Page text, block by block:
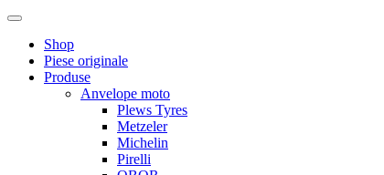
Shop
Piese originale
Produse
Anvelope moto
Plews Tyres
Metzeler
Michelin
Pirelli